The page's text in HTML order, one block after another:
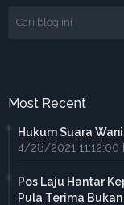
Most Recent
Hukum Suara
4/28/2021 11:12:00
Pos Laju Hantar
Pula Terima